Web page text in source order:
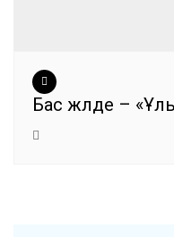
Бас жүлде –